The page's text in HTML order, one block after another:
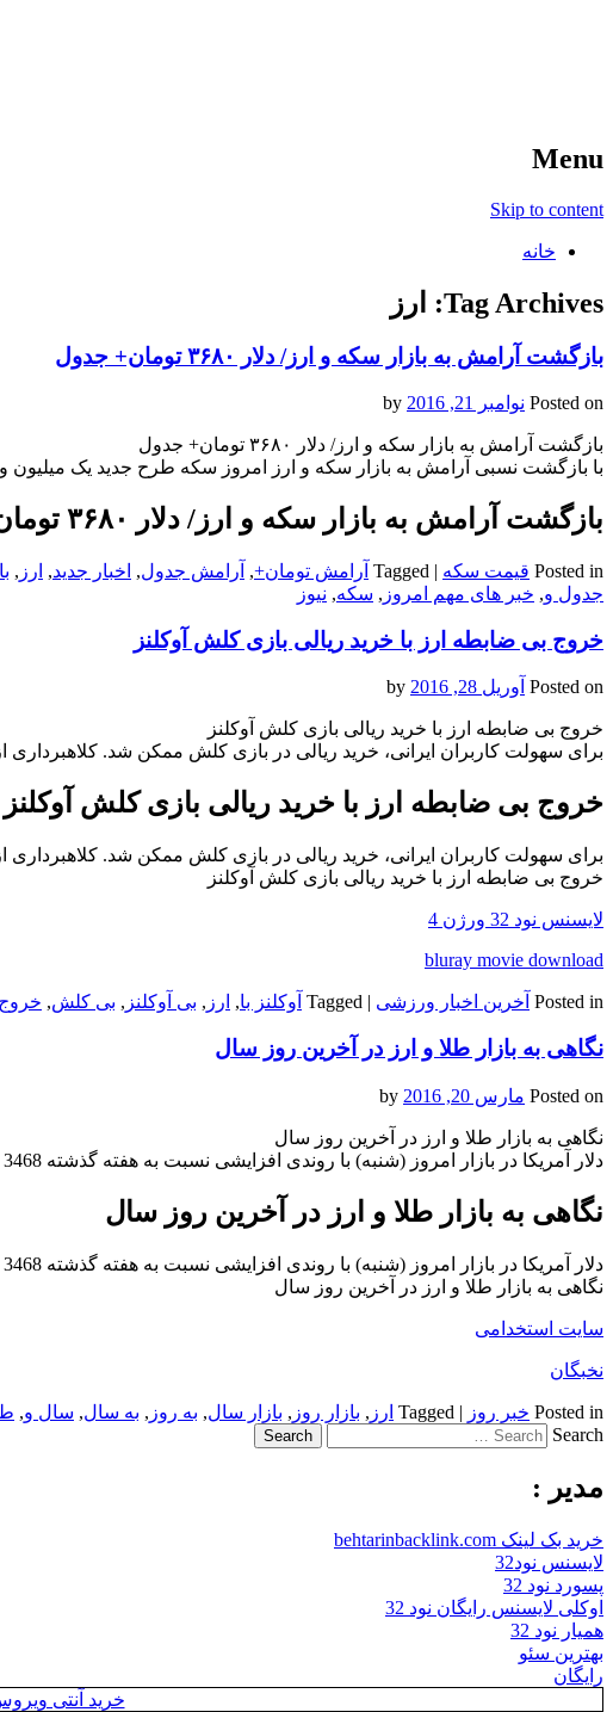
Menu
Skip to content
خانه
Tag Archives: ارز
بازگشت آرامش به بازار سکه و ارز/ دلار ۳۶۸۰ تومان+ جدول
Posted on نوامبر 21, 2016
بازگشت آرامش به بازار سکه و ارز/ دلار ۳۶۸۰ تومان+ جدول
با بازگشت نسبی آرامش به بازار سکه و ارز امروز سکه طرح جدید یک میلیون و 102 هزار تومان و دلار 3680 تومان به فروش رسید.
بازگشت آرامش به بازار سکه و ارز/ دلار ۳۶۸۰ تومان+ جدول
Posted in قیمت سکه |
Tagged آرامش تومان+, آرامش جدول, اخبار جدید, ارز ,
جدول و, خبر های مهم امروز , سکه, نیوز
خروج بی ضابطه ارز با خرید ریالی بازی کلش آوکلنز
Posted on آوریل 28, 2016
خروج بی ضابطه ارز با خرید ریالی بازی کلش آوکلنز
برای سهولت کاربران ایرانی، خرید ریالی در بازی کلش ممکن شد.
خروج بی ضابطه ارز با خرید ریالی بازی کلش آوکلنز
برای سهولت کاربران ایرانی، خرید ریالی در بازی کلش ممکن شد.
خروج بی ضابطه ارز با خرید ریالی بازی کلش آوکلنز
لایسنس نود 32 ورژن 4
bluray movie download
Posted in آخرین اخبار ورزشی |
Tagged آوکلنز با, ارز , بی آوکلنز , بی کلش, خروج
نگاهی به بازار طلا و ارز در آخرین روز سال
Posted on مارس 20, 2016
نگاهی به بازار طلا و ارز در آخرین روز سال
دلار آمریکا در بازار امروز (شنبه) با روندی افزایشی نسبت به هفته گذشته 3468 تومان عرضه می‌شود و سکه تمام طرح جدید نیز یک …
نگاهی به بازار طلا و ارز در آخرین روز سال
دلار آمریکا در بازار امروز (شنبه) با روندی افزایشی نسبت به هفته گذشته 3468 تومان عرضه می‌شود و سکه تمام طرح جدید نیز یک …
نگاهی به بازار طلا و ارز در آخرین روز سال
سایت استخدامی
نخبگان
Posted in خبر روز |
Tagged ارز , بازار روز , بازار سال, به روز , به سال, سال و,
Search
مدیر :
خرید بک لینک behtarinbacklink.com
لایسنس نود32
پسورد نود 32
اوکلی لایسنس رایگان نود 32
همیار نود 32
بهترین سئو
رایگان
خرید آنتی ویروس